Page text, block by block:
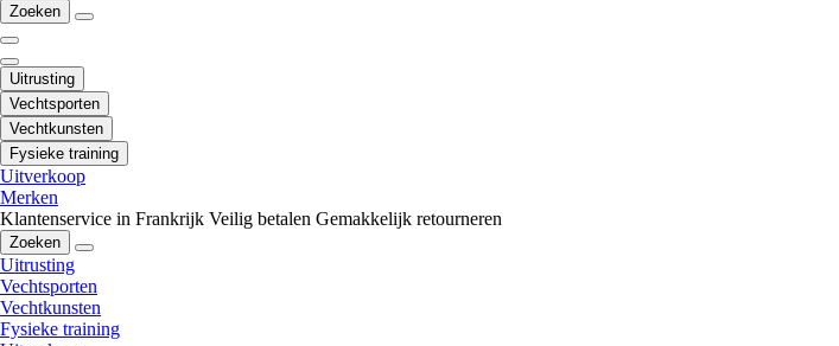
Zoeken
Uitrusting
Vechtsporten
Vechtkunsten
Fysieke training
Uitverkoop
Merken
Klantenservice in Frankrijk Veilig betalen Gemakkelijk retourneren
Zoeken
Uitrusting
Vechtsporten
Vechtkunsten
Fysieke training